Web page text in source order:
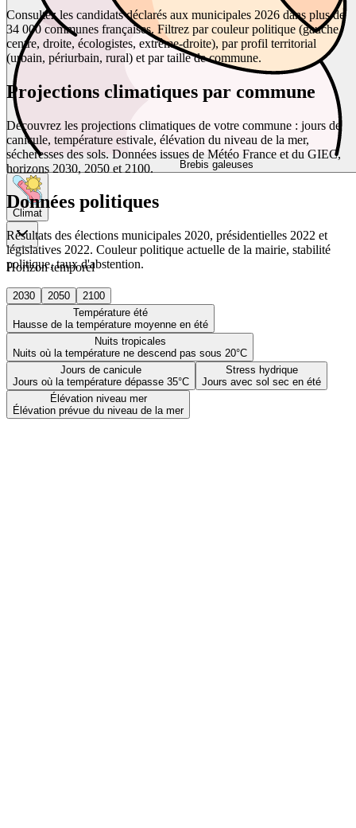
Brebis galeuses
Climat
Horizon temporel
2030 2050
2100
Température été
Hausse de la température moyenne en été
Nuits tropicales
Nuits où la température ne descend pas sous 20°C
Jours de canicule
Jours où la température dépasse 35°C
Stress hydrique
Jours avec sol sec en été
Élévation niveau mer
Élévation prévue du niveau de la mer
Consultez les candidats déclarés aux municipales 2026 dans plus de
34 000 communes françaises. Filtrez par couleur politique (gauche,
centre, droite, écologistes, extrême-droite), par profil territorial
(urbain, périurbain, rural) et par taille de commune.
Projections climatiques par commune
Découvrez les projections climatiques de votre commune : jours de
canicule, température estivale, élévation du niveau de la mer,
sécheresses des sols. Données issues de Météo France et du GIEC,
horizons 2030, 2050 et 2100.
Données politiques
Résultats des élections municipales 2020, présidentielles 2022 et
législatives 2022. Couleur politique actuelle de la mairie, stabilité
politique, taux d'abstention.